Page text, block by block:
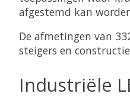
afgestemd kan
De afmetingen van
steigers en
Industriële